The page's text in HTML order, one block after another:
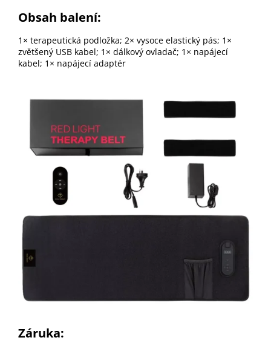
Obsah balení:
1× terapeutická podložka; 2× vysoce elastický pás; 1×
zvětšený USB kabel; 1× dálkový ovladač; 1× napájecí
kabel; 1× napájecí adaptér
Záruka: